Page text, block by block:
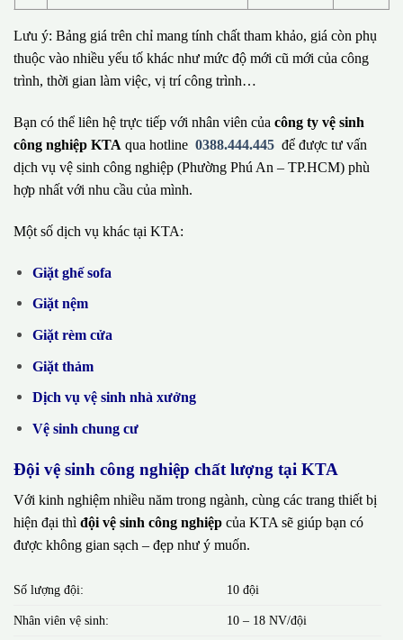
Lưu ý: Bảng giá trên chỉ mang tính chất tham khảo, giá còn phụ
thuộc vào nhiều yếu tố khác như mức độ mới cũ mới của công
trình, thời gian làm việc, vị trí công trình…
Bạn có thể liên hệ trực tiếp với nhân viên của công ty vệ sinh
công nghiệp KTA qua hotline 0388.444.445 để được tư vấn
dịch vụ vệ sinh công nghiệp (Phường Phú An – TP.HCM) phù
hợp nhất với nhu cầu của mình.
Một số dịch vụ khác tại KTA:
Giặt ghế sofa
Giặt nệm
Giặt rèm cửa
Giặt thảm
Dịch vụ vệ sinh nhà xưởng
Vệ sinh chung cư
Đội vệ sinh công nghiệp chất lượng tại KTA
Với kinh nghiệm nhiều năm trong ngành, cùng các trang thiết bị
hiện đại thì đội vệ sinh công nghiệp của KTA sẽ giúp bạn có
được không gian sạch – đẹp như ý muốn.
Số lượng đội: 10 đội
Nhân viên vệ sinh: 10 – 18 NV/đội